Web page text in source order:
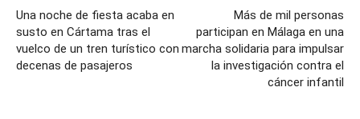
Una noche de fiesta acaba en
susto en Cártama tras el
vuelco de un tren turístico con
decenas de pasajeros
Más de mil personas
participan en Málaga en una
marcha solidaria para impulsar
la investigación contra el
cáncer infantil